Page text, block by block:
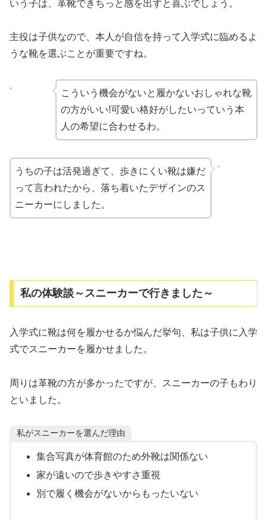
いう子は、革靴できちっと感を出すと喜ぶでしょう。
主役は子供なので、本人が自信を持って入学式に臨めるよ
うな靴を選ぶことが重要ですね。
こういう機会がないと履かないおしゃれな靴
の方がいい!可愛い格好がしたいっていう本
人の希望に合わせるわ。
うちの子は活発過ぎて、歩きにくい靴は嫌だ
って言われたから、落ち着いたデザインのス
ニーカーにしました。
私の体験談～スニーカーで行きました～
入学式に靴は何を履かせるか悩んだ挙句、私は子供に入学
式でスニーカーを履かせました。
周りは革靴の方が多かったですが、スニーカーの子もわり
といました。
私がスニーカーを選んだ理由
集合写真が体育館のため外靴は関係ない
家が遠いので歩きやすさ重視
別で履く機会がないからもったいない